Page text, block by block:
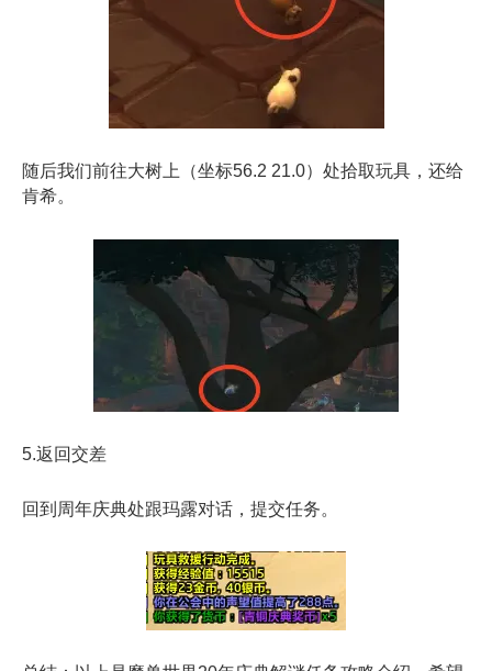
随后我们前往大树上（坐标56.2 21.0）处拾取玩具，还给
肯希。
5.返回交差
回到周年庆典处跟玛露对话，提交任务。